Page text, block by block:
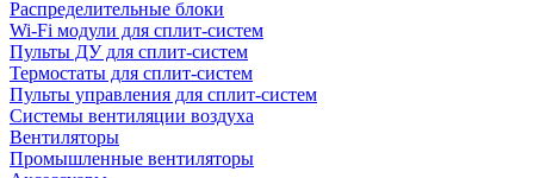
Распределительные блоки
Wi-Fi модули для сплит-систем
Пульты ДУ для сплит-систем
Термостаты для сплит-систем
Пульты управления для сплит-систем
Системы вентиляции воздуха
Вентиляторы
Промышленные вентиляторы